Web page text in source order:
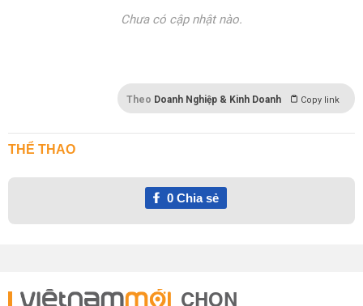
Chưa có cập nhật nào.
Theo Doanh Nghiệp & Kinh Doanh Copy link
THỂ THAO
0Chia sẻ